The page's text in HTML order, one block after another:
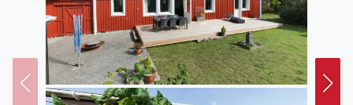
umliegenden Restaurants. Spazieren Sie entlang des
kinderfreundlichen Sandstrandes, lassen Sie den Blick
über das Kattegat schweifen und nutzen Sie die guten
Bedingungen zum Baden und Sonnen. Unternehmen
Sie Fahrradtouren durch die abwechslungsreiche